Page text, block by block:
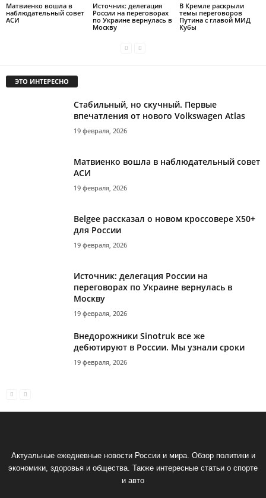
Матвиенко вошла в
наблюдательный совет
АСИ
Источник: делегация
России на переговорах
по Украине вернулась в
Москву
В Кремле раскрыли
темы переговоров
Путина с главой МИД
Кубы
ЭТО ИНТЕРЕСНО
Стабильный, но скучный. Первые
впечатления от нового Volkswagen Atlas
19 февраля, 2026
Матвиенко вошла в наблюдательный совет
АСИ
19 февраля, 2026
Belgee рассказал о новом кроссовере X50+
для России
19 февраля, 2026
Источник: делегация России на
переговорах по Украине вернулась в
Москву
19 февраля, 2026
Внедорожники Sinotruk все же
дебютируют в России. Мы узнали сроки
19 февраля, 2026
Актуальные ежедневные новости России и мира. Обзор политики и
экономики, здоровья и общества. Также интересные статьи о спорте
и авто